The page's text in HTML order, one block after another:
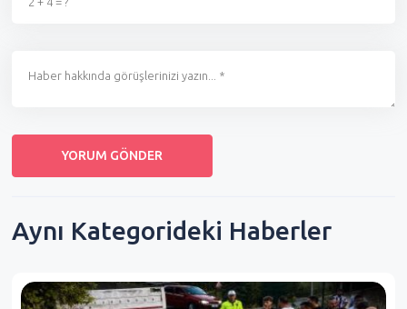
Aynı Kategorideki Haberler